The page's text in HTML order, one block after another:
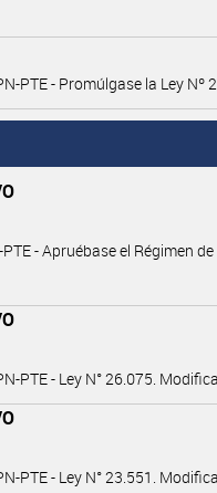
PTE - Promúlgase la Ley Nº
- Apruébase el Régimen
PTE - Ley N° 26.075.
PTE - Ley N° 23.551.